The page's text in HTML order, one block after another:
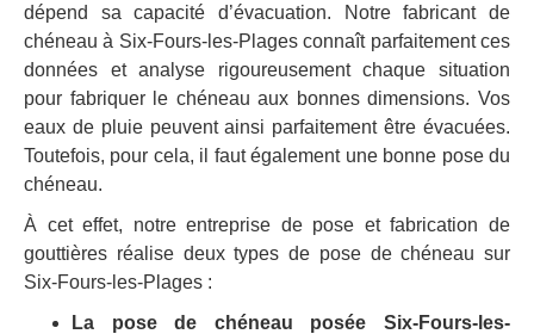
dépend sa capacité d’évacuation. Notre fabricant de
chéneau à Six-Fours-les-Plages connaît parfaitement ces
données et analyse rigoureusement chaque situation
pour fabriquer le chéneau aux bonnes dimensions. Vos
eaux de pluie peuvent ainsi parfaitement être évacuées.
Toutefois, pour cela, il faut également une bonne pose du
chéneau.
À cet effet, notre entreprise de pose et fabrication de
gouttières réalise deux types de pose de chéneau sur
Six-Fours-les-Plages :
La pose de chéneau posée Six-Fours-les-